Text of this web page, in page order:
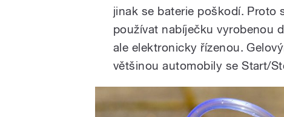
jinak se baterie poškodí. Proto
používat nabíječku vyrobenou
ale elektronicky řízenou.
většinou automobily se Start/